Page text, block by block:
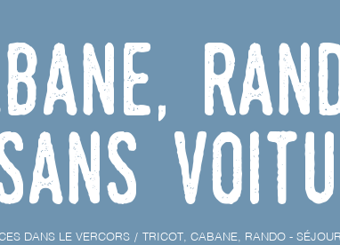
DANS LE VERCORS TRICOT, CABANE, RANDO -